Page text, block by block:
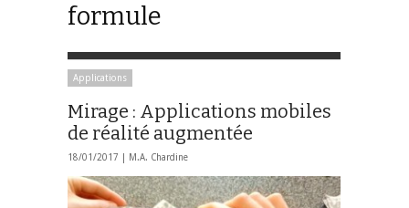
formule
Applications
Mirage : Applications mobiles
de réalité augmentée
18/01/2017 | M.A. Chardine